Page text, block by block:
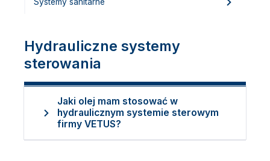
Hydrauliczne systemy
sterowania
Jaki olej mam stosować w
hydraulicznym systemie sterowym
firmy VETUS?